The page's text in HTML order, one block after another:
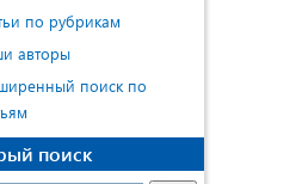
по рубрикам
авторы
поиск по
поиск